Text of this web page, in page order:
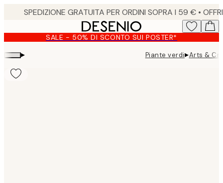
content.
SALE - 50% DI SCONTO SUI POSTER*
▸ Piante verdi▸Arts &